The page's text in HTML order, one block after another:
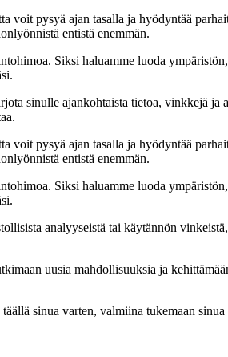
pysyä ajan tasalla ja hyödyntää
entistä enemmän.
Siksi haluamme luoda
sinulle ajankohtaista tietoa, vinkkejä ja
pysyä ajan tasalla ja hyödyntää
entistä enemmän.
Siksi haluamme luoda
analyyseistä tai käytännön
uusia mahdollisuuksia ja
sinua varten, valmiina tukemaan